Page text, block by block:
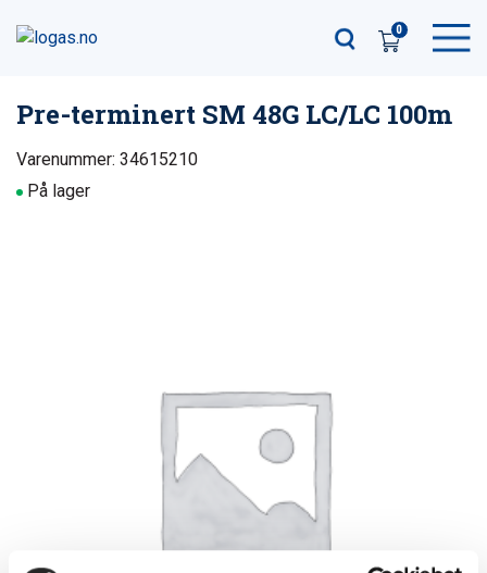
0
Pre-terminert SM 48G LC/LC 100m
Varenummer: 34615210
På lager